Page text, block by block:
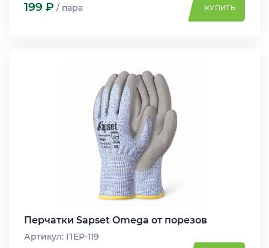
199 Р / пара КУПИТЬ
Перчатки Sapset Omega от порезов
Артикул: ПЕР-119